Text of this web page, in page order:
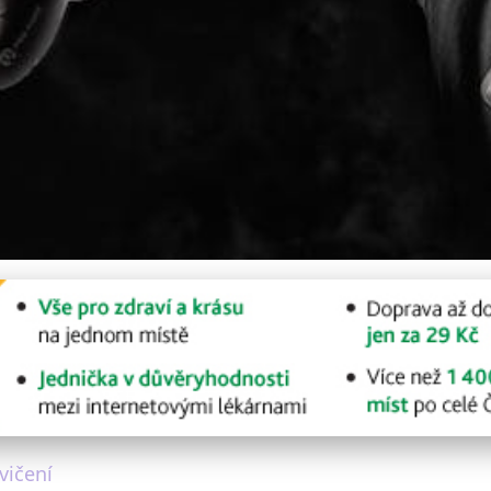
Cvičení Pomáhá